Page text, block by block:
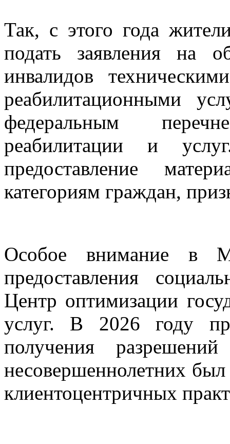
Так, с этого года
подать заявления на
инвалидов
реабилитационными
федеральным
реабилитации и
предоставление
категориям граждан,
Особое внимание в
предоставления
Центр оптимизации
услуг. В 2026 году
получения
несовершеннолетних
клиентоцентричных